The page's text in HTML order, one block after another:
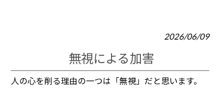
2026/06/09
無視による加害
人の心を削る理由の一つは「無視」だと思います。